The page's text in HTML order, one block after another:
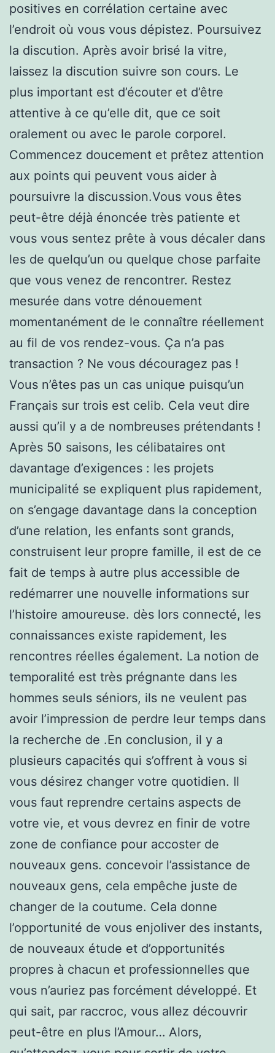
positives en corrélation certaine avec
l’endroit où vous vous dépistez. Poursuivez
la discution. Après avoir brisé la vitre,
laissez la discution suivre son cours. Le
plus important est d’écouter et d’être
attentive à ce qu’elle dit, que ce soit
oralement ou avec le parole corporel.
Commencez doucement et prêtez attention
aux points qui peuvent vous aider à
poursuivre la discussion.Vous vous êtes
peut-être déjà énoncée très patiente et
vous vous sentez prête à vous décaler dans
les de quelqu’un ou quelque chose parfaite
que vous venez de rencontrer. Restez
mesurée dans votre dénouement
momentanément de le connaître réellement
au fil de vos rendez-vous. Ça n’a pas
transaction ? Ne vous découragez pas !
Vous n’êtes pas un cas unique puisqu’un
Français sur trois est celib. Cela veut dire
aussi qu’il y a de nombreuses prétendants !
Après 50 saisons, les célibataires ont
davantage d’exigences : les projets
municipalité se expliquent plus rapidement,
on s’engage davantage dans la conception
d’une relation, les enfants sont grands,
construisent leur propre famille, il est de ce
fait de temps à autre plus accessible de
redémarrer une nouvelle informations sur
l’histoire amoureuse. dès lors connecté, les
connaissances existe rapidement, les
rencontres réelles également. La notion de
temporalité est très prégnante dans les
hommes seuls séniors, ils ne veulent pas
avoir l’impression de perdre leur temps dans
la recherche de .En conclusion, il y a
plusieurs capacités qui s’offrent à vous si
vous désirez changer votre quotidien. Il
vous faut reprendre certains aspects de
votre vie, et vous devrez en finir de votre
zone de confiance pour accoster de
nouveaux gens. concevoir l’assistance de
nouveaux gens, cela empêche juste de
changer de la coutume. Cela donne
l’opportunité de vous enjoliver des instants,
de nouveaux étude et d’opportunités
propres à chacun et professionnelles que
vous n’auriez pas forcément développé. Et
qui sait, par raccroc, vous allez découvrir
peut-être en plus l’Amour… Alors,